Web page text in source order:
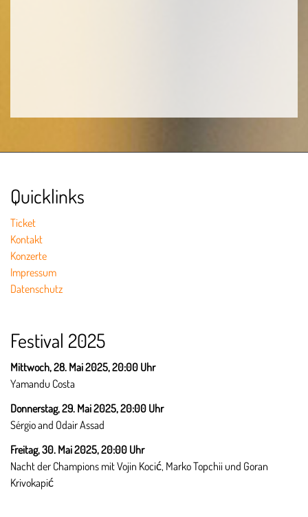
Quicklinks
Ticket
Kontakt
Konzerte
Impressum
Datenschutz
Festival 2025
Mittwoch, 28. Mai 2025, 20:00 Uhr
Yamandu Costa
Donnerstag, 29. Mai 2025,20:00 Uhr
Sérgio and Odair Assad
Freitag, 30. Mai 2025,20:00 Uhr
Nacht der Champions mit Vojin Kocić, Marko Topchii und Goran
Krivokapić